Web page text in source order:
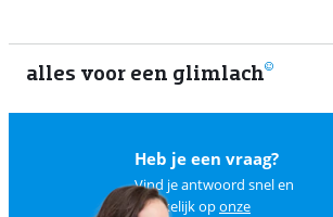
alles voor een glimlach
Heb je een vraag?
Vind je antwoord snel en
makkelijk oponze